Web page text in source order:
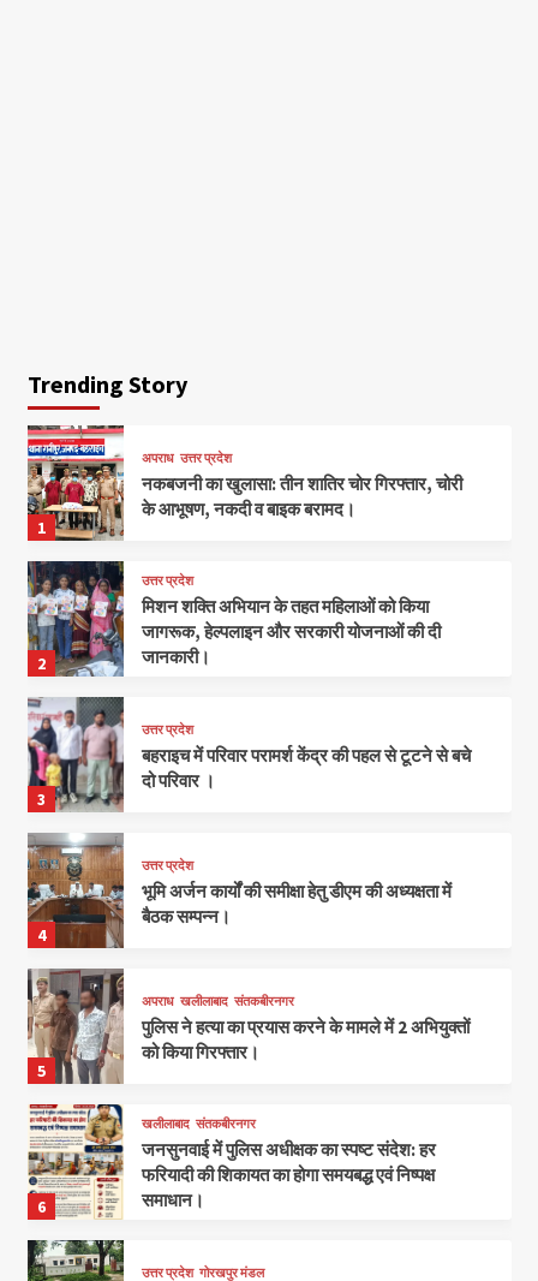
Trending Story
1
अपराध उत्तर प्रदेश
नकबजनी का खुलासा: तीन शातिर चोर गिरफ्तार, चोरी
के आभूषण, नकदी व बाइक बरामद।
2
उत्तर प्रदेश
मिशन शक्ति अभियान के तहत महिलाओं को किया
जागरूक, हेल्पलाइन और सरकारी योजनाओं की दी
जानकारी।
3
उत्तर प्रदेश
बहराइच में परिवार परामर्श केंद्र की पहल से टूटने से बचे
दो परिवार ।
4
उत्तर प्रदेश
भूमि अर्जन कार्यों की समीक्षा हेतु डीएम की अध्यक्षता में
बैठक सम्पन्न।
5
अपराध खलीलाबाद संतकबीरनगर
पुलिस ने हत्या का प्रयास करने के मामले में 2 अभियुक्तों
को किया गिरफ्तार।
6
खलीलाबाद संतकबीरनगर
जनसुनवाई में पुलिस अधीक्षक का स्पष्ट संदेश: हर
फरियादी की शिकायत का होगा समयबद्ध एवं निष्पक्ष
समाधान।
उत्तर प्रदेश गोरखपुर मंडल